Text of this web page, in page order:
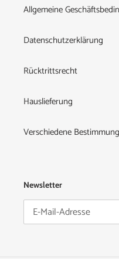
Allgemeine
Datenschutzerklärung
Rücktrittsrecht
Hauslieferung
Verschiedene
Newsletter